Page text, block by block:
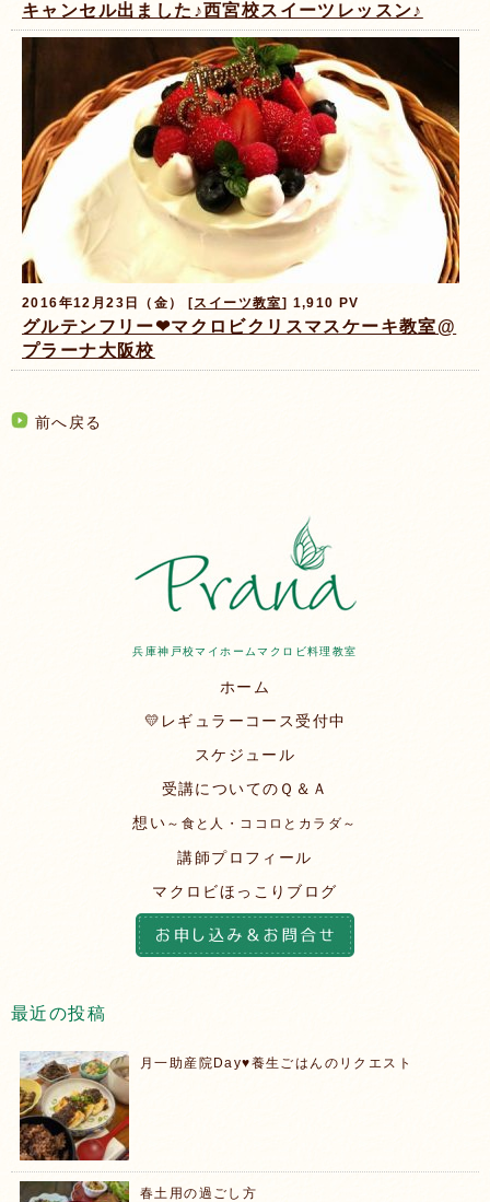
キャンセル出ました♪西宮校スイーツレッスン♪
2016年12月23日（金） [スイーツ教室] 1,910 PV
グルテンフリー❤マクロビクリスマスケーキ教室@
プラーナ大阪校
前へ戻る
兵庫神戸校マイホームマクロビ料理教室
ホーム
💛レギュラーコース受付中
スケジュール
受講についてのＱ＆Ａ
想い ～食と人・ココロとカラダ～
講師プロフィール
マクロビほっこりブログ
最近の投稿
月一助産院Day♥️養生ごはんのリクエスト
春土用の過ごし方